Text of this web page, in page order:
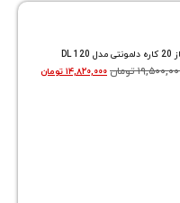
۱۴,۸۲۰,۰۰۰ تومان